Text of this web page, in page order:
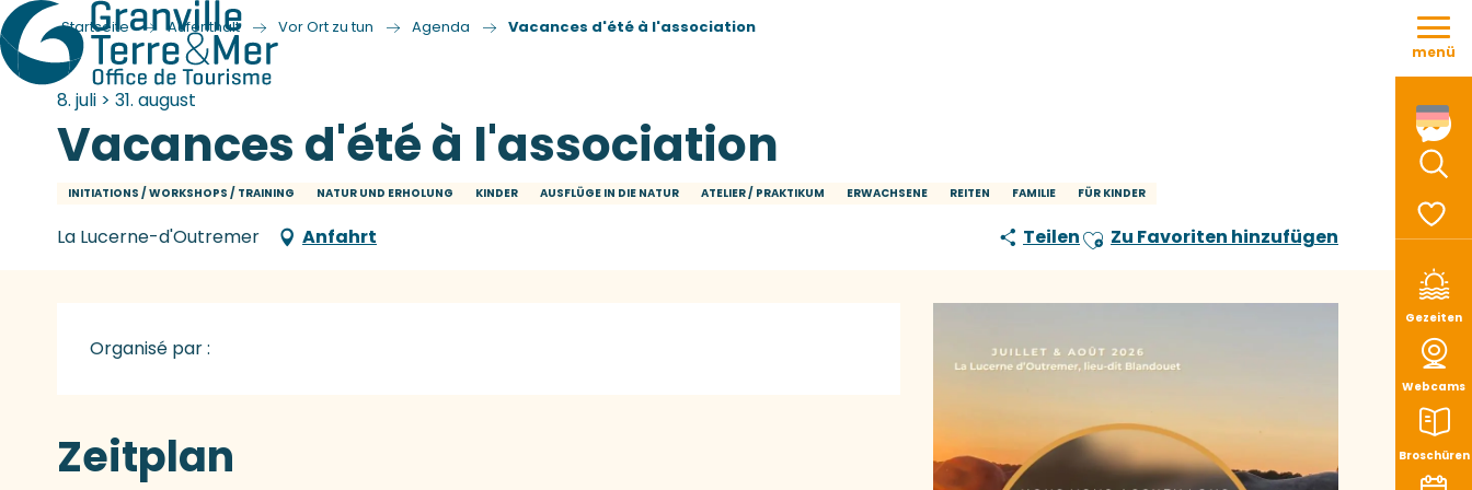
Aller
contenu
Gezeiten
Webcams
Broschüren
menü
Startseite Aufenthalt Vor Ort zu tun Agenda Vacances d'été à l'association
8. juli > 31. august
Vacances d'été à l'association
INITIATIONS / WORKSHOPS / TRAINING NATUR UND ERHOLUNG KINDER AUSFLÜGE IN DIE NATUR ATELIER / PRAKTIKUM ERWACHSENE REITEN FAMILIE FÜR KINDER
La Lucerne-d'Outremer Anfahrt TeilenAjouter aux favoris
Zu Favoriten hinzufügen
Organisé par :
Zeitplan